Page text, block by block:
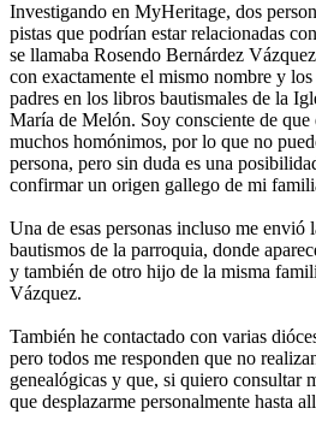
Investigando en MyHeritage, dos
pistas que podrían estar relacionadas
se llamaba Rosendo Bernárdez
con exactamente el mismo nombre y
padres en los libros bautismales de la
María de Melón. Soy consciente de que
muchos homónimos, por lo que no
persona, pero sin duda es una
confirmar un origen gallego de mi
Una de esas personas incluso me envió
bautismos de la parroquia, donde
y también de otro hijo de la misma
Vázquez.
También he contactado con varias
pero todos me responden que no
genealógicas y que, si quiero consultar
que desplazarme personalmente hasta